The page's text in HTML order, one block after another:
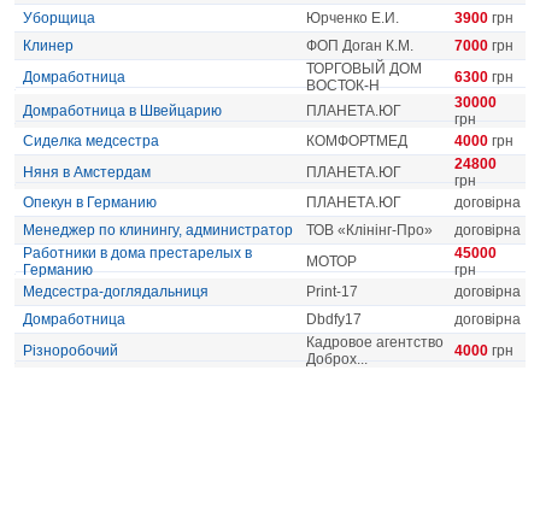
Уборщица
Юрченко Е.И. 3900 грн
Клинер
ФОП Доган К.М. 7000 грн
Домработница
ТОРГОВЫЙ ДОМ
ВОСТОК-Н
6300 грн
Домработница в Швейцарию
ПЛАНЕТА.ЮГ
30000
грн
Сиделка медсестра
КОМФОРТМЕД 4000 грн
Няня в Амстердам
ПЛАНЕТА.ЮГ
24800
грн
Опекун в Германию
ПЛАНЕТА.ЮГ
договірна
Менеджер по клинингу, администратор
ТОВ «Клінінг-Про»
договірна
Работники в дома престарелых в
Германию
МОТОР
45000
грн
Медсестра-доглядальниця
Print-17
договірна
Домработница
Dbdfy17
договірна
Різноробочий
Кадровое агентство
Доброх...
4000 грн